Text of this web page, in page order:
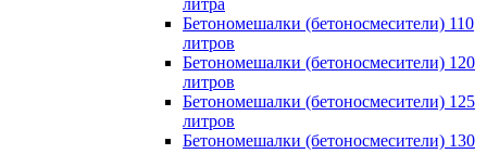
литра
Бетономешалки (бетоносмесители) 110
литров
Бетономешалки (бетоносмесители) 120
литров
Бетономешалки (бетоносмесители) 125
литров
Бетономешалки (бетоносмесители) 130